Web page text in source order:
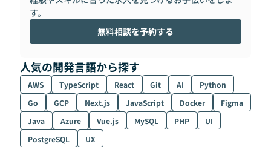
す。
無料相談を予約する
人気の開発言語から探す
AWS TypeScript React Git AI
Python
Go
GCP Next.js JavaScript Docker
Figma
Java
Azure Vue.js MySQL PHP
UI
PostgreSQL
UX